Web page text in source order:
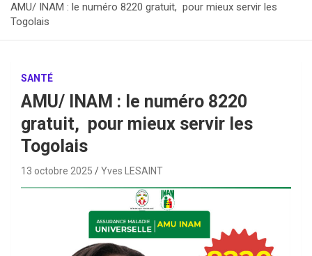
AMU/ INAM : le numéro 8220 gratuit, pour mieux servir les
Togolais
SANTÉ
AMU/ INAM : le numéro 8220
gratuit, pour mieux servir les
Togolais
13 octobre 2025 Yves LESAINT